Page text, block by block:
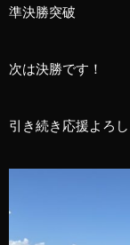
準決勝突破
次は決勝です！
引き続き応援よろ